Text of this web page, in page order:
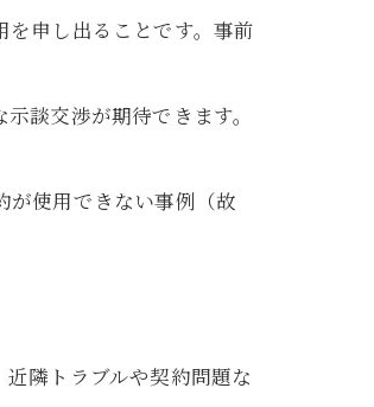
申し出ることです。事前
談交渉が期待できます。
が使用できない事例（故
隣トラブルや契約問題な